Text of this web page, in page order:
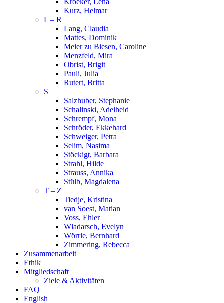
Kurz, Helmar
L – R
Lang, Claudia
Mattes, Dominik
Meier zu Biesen, Caroline
Menzfeld, Mira
Obrist, Brigit
Pauli, Julia
Rutert, Britta
S
Salzhuber, Stephanie
Schalinski, Adelheid
Schrempf, Mona
Schröder, Ekkehard
Schweiger, Petra
Selim, Nasima
Stöckigt, Barbara
Strahl, Hilde
Strauss, Annika
Stülb, Magdalena
T – Z
Tiedje, Kristina
van Soest, Matian
Voss, Ehler
Wladarsch, Evelyn
Wörrle, Bernhard
Zimmering, Rebecca
Zusammenarbeit
Ethik
Mitgliedschaft
Ziele & Aktivitäten
FAQ
English